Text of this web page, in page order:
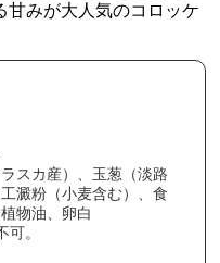
甘みが大人気のコロッケ
スカ産）、玉葱（淡路
澱粉（小麦含む）、食
物油、卵白
。